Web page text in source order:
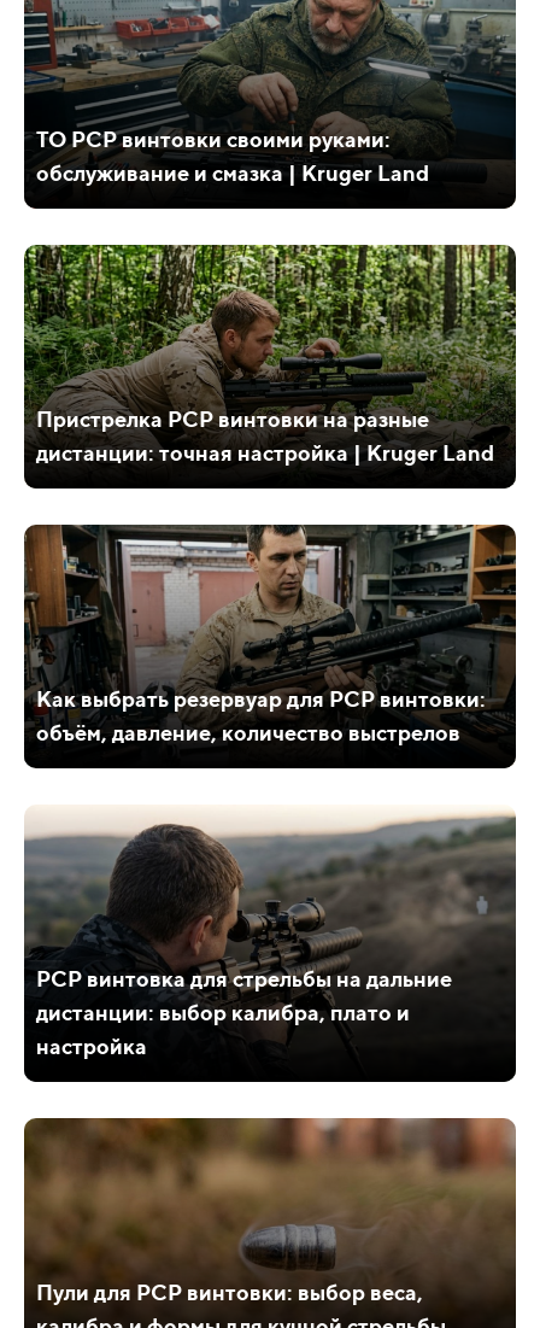
ТО PCP винтовки своими руками:
обслуживание и смазка | Kruger Land
Пристрелка PCP винтовки на разные
дистанции: точная настройка | Kruger Land
Как выбрать резервуар для PCP винтовки:
объём, давление, количество выстрелов
PCP винтовка для стрельбы на дальние
дистанции: выбор калибра, плато и
настройка
Пули для PCP винтовки: выбор веса,